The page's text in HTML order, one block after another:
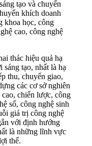
tạo và chuyển
khích doanh
khoa học, công
cao, công nghệ
thác hiệu quả hạ
tạo, nhất là hạ
thu, chuyển giao,
các cơ sở nghiên
chiến lược, công
số, công nghệ sinh
giá trị công nghệ
với định hướng
là những lĩnh vực
thế.